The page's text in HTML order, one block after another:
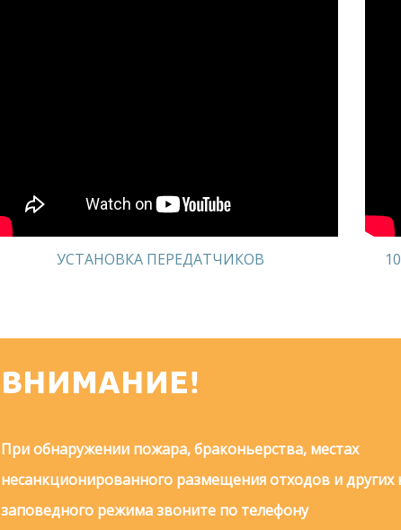
УСТАНОВКА ПЕРЕДАТЧИКОВ
ВНИМАНИЕ!
При обнаружении пожара, браконьерства, местах
несанкционированного размещения отходов и
заповедного режима звоните по телефону